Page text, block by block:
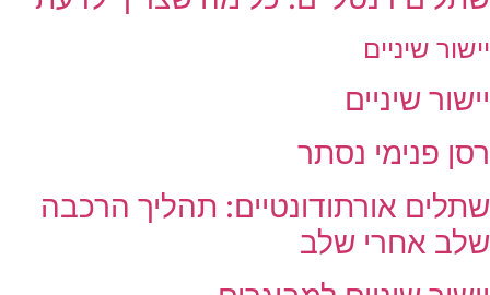
יישור שיניים
יישור שיניים
רסן פנימי נסתר
שתלים אורתודונטיים: תהליך הרכבה
שלב אחרי שלב